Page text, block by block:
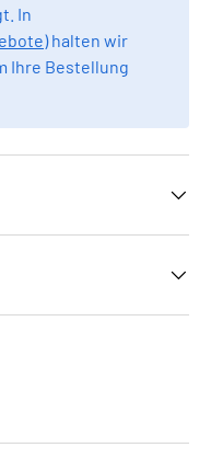
In
) halten wir
Ihre Bestellung